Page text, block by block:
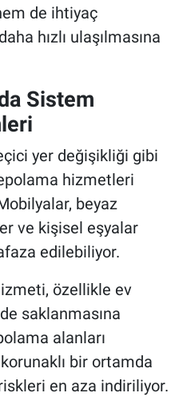
de ihtiyaç
hızlı ulaşılmasına
Sistem
yer değişikliği gibi
hizmetleri
beyaz
ve kişisel eşyalar
edilebiliyor.
özellikle ev
saklanmasına
alanları
bir ortamda
en aza indiriliyor.